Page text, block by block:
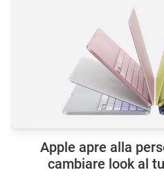
Apple apre alla
cambiare look al